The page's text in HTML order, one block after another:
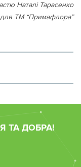
Наталі Тарасенко
для ТМ “Примафлора”
ТА ДОБРА!